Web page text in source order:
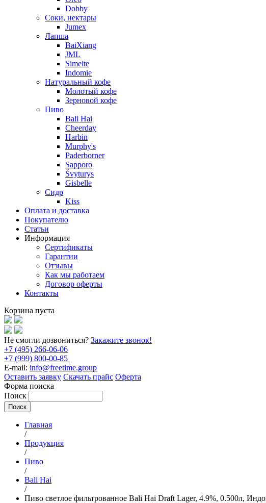
Dobby
Соки, нектары
Jumex
Лапша
BaiXiang
JML
Simeite
Indomie
Натуральный кофе
Молотый кофе
Зерновой кофе
Пиво
Bali Hai
Cheerday
Harbin
Murphy's
Paderborner
Sapporo
Švyturys
Gisbelle
Сидр
Kiss
Оплата и доставка
Покупателю
Статьи
Информация
Сертификаты
Гарантии
Отзывы
Как мы работаем
Договор оферты
Контакты
Корзина пуста
Не смогли дозвониться? Закажите звонок!
+7 (495) 266-06-06
+7 (999) 800-00-85
E-mail: info@freetime.group
Оставить заявку Скачать прайс Оферта
Форма поиска
Поиск
Главная
/
Продукция
/
Пиво
/
Bali Hai
/
Пиво светлое фильтрованное Bali Hai Draft Lager, 4.9%, 0.500л,